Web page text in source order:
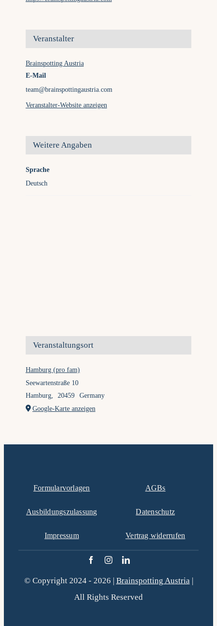
Veranstalter
Brainspotting Austria
E-Mail
team@brainspottingaustria.com
Veranstalter-Website anzeigen
Weitere Angaben
Sprache
Deutsch
Veranstaltungsort
Hamburg (pro fam)
Seewartenstraße 10
Hamburg, 20459
Germany
Google-Karte anzeigen
Formularvorlagen
Ausbildungszulassung
Impressum
AGBs
Datenschutz
Vertrag widerrufen
© Copyright 2024 - 2026 | Brainspotting Austria|
All Rights Reserved